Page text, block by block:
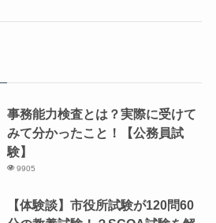
事務能力検査とは？実際に受けて
みて分かったこと！【公務員試
験】
9905
【体験談】市役所試験が120問60